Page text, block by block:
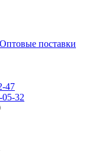
Оптовые поставки
47
05-32